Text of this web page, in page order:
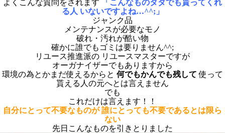
よくこんな質問をされます
「こんなものタダでも貰ってくれ
る人 いないですよね…^^;」
ジャンク品
メンテナンスが必要なモノ
破れ・汚れが酷い物
確かに誰でもゴミは要りません^^;
リユース推進派の リユースマスターですが
オーガナイザーでもありますから
環境の為とかまだ使えるからと 何でもかんでも残して 使って
貰える人の元へとは言えません
でも
これだけは言えます！！
自分にとって不要なものが 誰にとっても不要であるとは限ら
ない
先日こんなものを引きとりました